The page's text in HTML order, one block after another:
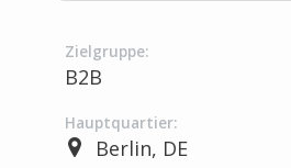
Zielgruppe:
B2B
Hauptquartier:
Berlin, DE